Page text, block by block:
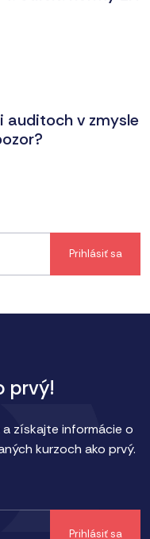
auditoch v zmysle
prvý!
získajte informácie o
kurzoch ako prvý.